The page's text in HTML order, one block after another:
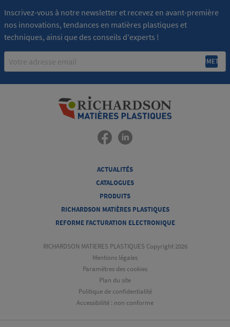
Inscrivez-vous à notre newsletter et recevez en avant-première
nos innovations, tendances en matières plastiques et
techniques, ainsi que des conseils d'experts !
ACTUALITÉS
CATALOGUES
PRODUITS
RICHARDSON MATIÈRES PLASTIQUES
REFORME FACTURATION ELECTRONIQUE
RICHARDSON MATIERES PLASTIQUES Copyright 2026
Mentions légales
Paramètres des cookies
Plan du site
Politique de confidentialité
Accessibilité : non conforme